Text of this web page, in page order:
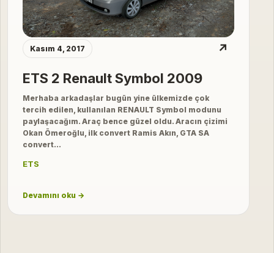
Kasım 4, 2017 ↗
ETS 2 Renault Symbol 2009
Merhaba arkadaşlar bugün yine ülkemizde çok
tercih edilen, kullanılan RENAULT Symbol modunu
paylaşacağım. Araç bence güzel oldu. Aracın çizimi
Okan Ömeroğlu, ilk convert Ramis Akın, GTA SA
convert…
ETS
Devamını oku →